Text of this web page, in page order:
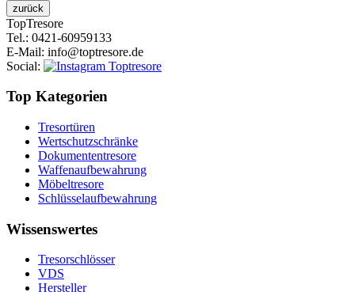
TopTresore
Tel.: 0421-60959133
E-Mail: info@toptresore.de
Social:
Top Kategorien
Tresortüren
Wertschutzschränke
Dokumententresore
Waffenaufbewahrung
Möbeltresore
Schlüsselaufbewahrung
Wissenswertes
Tresorschlösser
VDS
Hersteller